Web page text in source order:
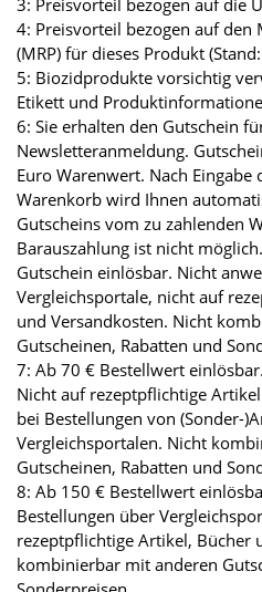
4: Preisvorteil bezogen auf den
(MRP) für dieses Produkt
5: Biozidprodukte vorsichtig
Etikett und
6: Sie erhalten den Gutschein
Newsletteranmeldung.
Euro Warenwert. Nach Eingabe
Warenkorb wird Ihnen
Gutscheins vom zu zahlenden
Barauszahlung ist nicht
Gutschein einlösbar. Nicht
Vergleichsportale, nicht auf
und Versandkosten. Nicht
Gutscheinen, Rabatten und
7: Ab 70 € Bestellwert
Nicht auf rezeptpflichtige
bei Bestellungen von (Sonder-
Vergleichsportalen. Nicht
Gutscheinen, Rabatten und
8: Ab 150 € Bestellwert
Bestellungen über
rezeptpflichtige Artikel, Bücher
kombinierbar mit anderen